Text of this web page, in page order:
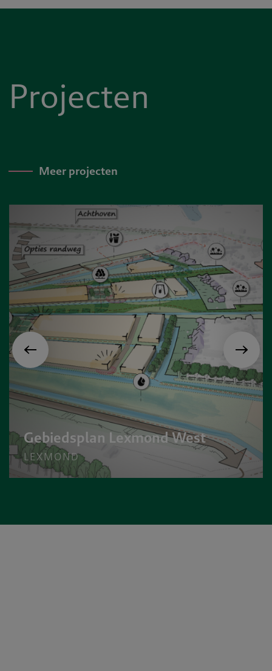
Projecten
Meer projecten
Gebiedsplan Lexmond West
LEXMOND